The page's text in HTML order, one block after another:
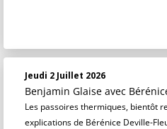
Jeudi 2 Juillet 2026
Benjamin Glaise avec
Les passoires thermiques, bientôt
explications de Bérénice Deville-